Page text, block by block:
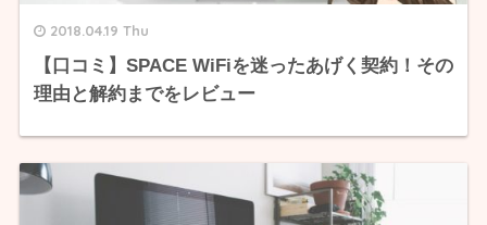
2018.04.19 Thu
【口コミ】SPACE WiFiを迷ったあげく契約！その
理由と解約までをレビュー